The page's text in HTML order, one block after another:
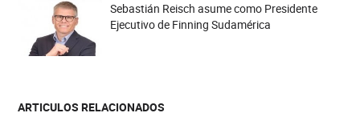
Sebastián Reisch asume como Presidente
Ejecutivo de Finning Sudamérica
ARTICULOS RELACIONADOS